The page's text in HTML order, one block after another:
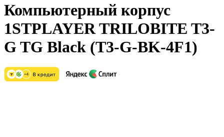
Компьютерный корпус
1STPLAYER TRILOBITE T3-
G TG Black (T3-G-BK-4F1)